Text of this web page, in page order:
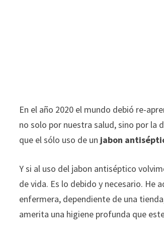
En el año 2020 el mundo debió re-
no solo por nuestra salud, sino por la
que el sólo uso de un jabon
Y si al uso del jabon antiséptico
de vida. Es lo debido y necesario. He
enfermera, dependiente de una
amerita una higiene profunda que